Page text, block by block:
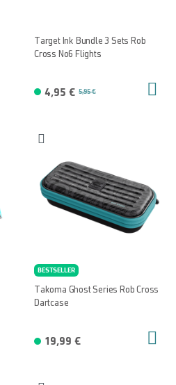
Target Ink Bundle 3 Sets Rob
Cross No6 Flights
4,95 € 5,95 €
BESTSELLER
Takoma Ghost Series Rob Cross
Dartcase
19,99 €